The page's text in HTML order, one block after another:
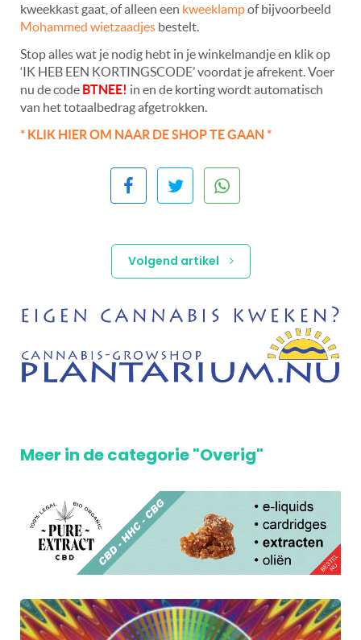
kweekkast gaat, of alleen een kweeklampof bijvoorbeeld
Mohammed wietzaadjes bestelt.
Stop alles wat je nodig hebt in je winkelmandje en klik op
‘IK HEB EEN KORTINGSCODE’ voordat je afrekent. Voer
nu de code BTNEE! in en de korting wordt automatisch
van het totaalbedrag afgetrokken.
* KLIK HIER OM NAAR DE SHOP TE GAAN *
Volgend artikel
Meer in de categorie "Overig"